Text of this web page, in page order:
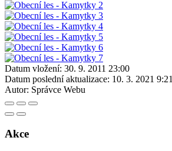
Datum vložení: 30. 9. 2011 23:00
Datum poslední aktualizace: 10. 3. 2021 9:21
Autor: Správce Webu
Akce